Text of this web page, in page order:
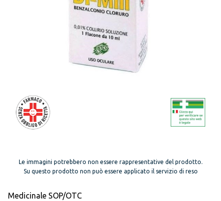
Le immagini potrebbero non essere rappresentative del prodotto.
Su questo prodotto non può essere applicato il servizio di reso
Medicinale SOP/OTC